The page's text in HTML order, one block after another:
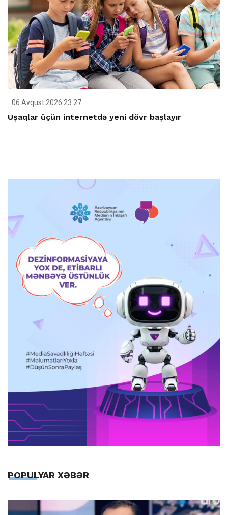
06 Avqust 2026 23:27
Uşaqlar üçün internetdə yeni dövr başlayır
POPULYAR XƏBƏR